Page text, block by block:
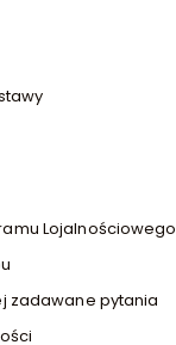
Lojalnościowego
zadawane pytania